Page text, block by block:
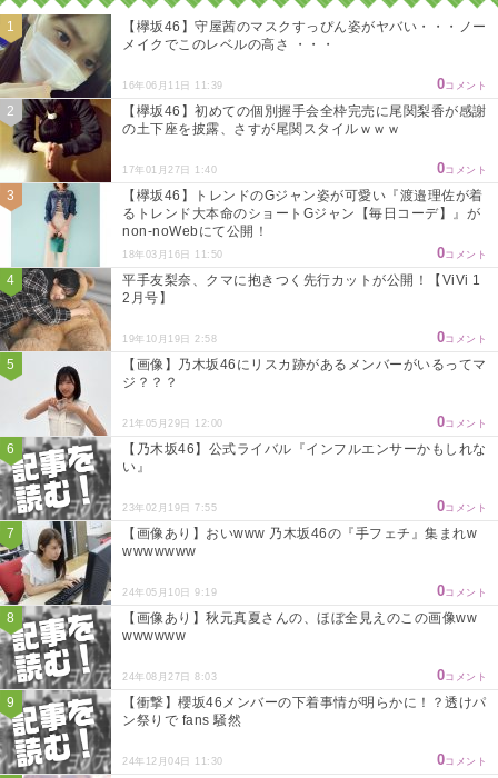
【欅坂46】守屋茜のマスクすっぴん姿がヤバい・・・ノー
メイクでこのレベルの高さ ・・・
16年06月11日 11:39 0コメント
【欅坂46】初めての個別握手会全枠完売に尾関梨香が感謝
の土下座を披露、さすが尾関スタイルｗｗｗ
17年01月27日 1:40 0コメント
【欅坂46】トレンドのGジャン姿が可愛い『渡邉理佐が着
るトレンド大本命のショートGジャン【毎日コーデ】』が
non-noWebにて公開！
18年03月16日 11:50 0コメント
平手友梨奈、クマに抱きつく先行カットが公開！【ViVi 1
2月号】
19年10月19日 2:58 0コメント
【画像】乃木坂46にリスカ跡があるメンバーがいるってマ
ジ？？？
21年05月29日 12:00 0コメント
【乃木坂46】公式ライバル『インフルエンサーかもしれな
い』
23年02月19日 7:55 0コメント
【画像あり】おいwww 乃木坂46の『手フェチ』集まれw
wwwwwww
24年05月10日 9:19 0コメント
【画像あり】秋元真夏さんの、ほぼ全見えのこの画像ww
wwwwww
24年08月27日 8:03 0コメント
【衝撃】櫻坂46メンバーの下着事情が明らかに！？透けパ
ン祭りで fans 騒然
24年12月04日 11:30 0コメント